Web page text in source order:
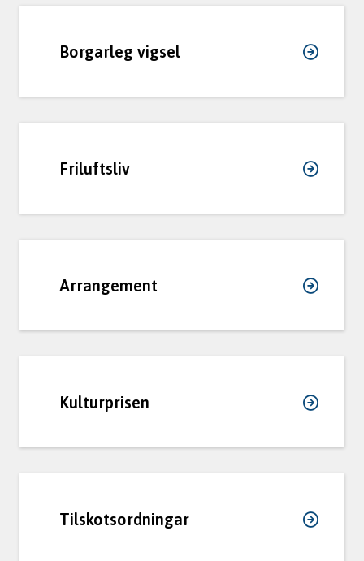
Borgarleg vigsel
Friluftsliv
Arrangement
Kulturprisen
Tilskotsordningar